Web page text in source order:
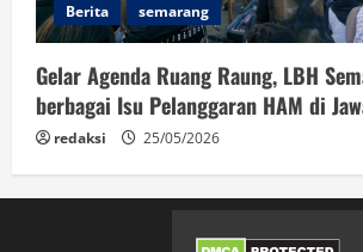
Berita semarang
Gelar Agenda Ruang Raung, LBH
berbagai Isu Pelanggaran HAM di
redaksi 25/05/2026